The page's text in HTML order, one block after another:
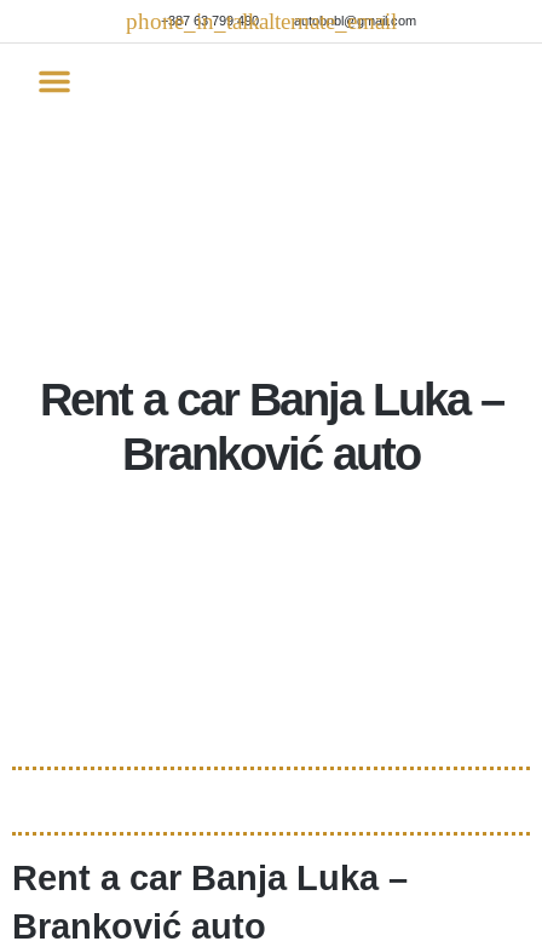
+387 63 799 490 autobnbl@gmail.com
Rent a car Banja Luka –
Branković auto
Rent a car Banja Luka –
Branković auto